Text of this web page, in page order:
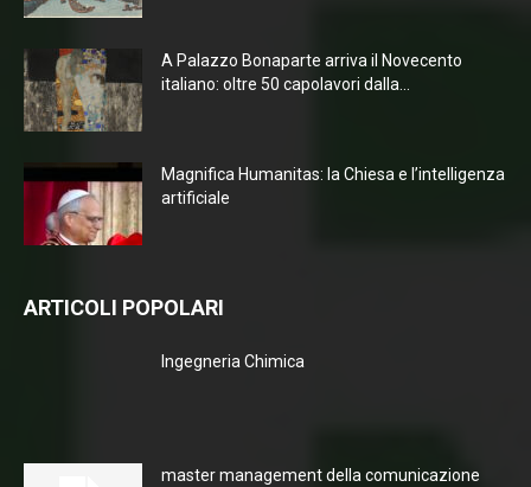
A Palazzo Bonaparte arriva il Novecento
italiano: oltre 50 capolavori dalla...
Magnifica Humanitas: la Chiesa e l’intelligenza
artificiale
ARTICOLI POPOLARI
Ingegneria Chimica
master management della comunicazione